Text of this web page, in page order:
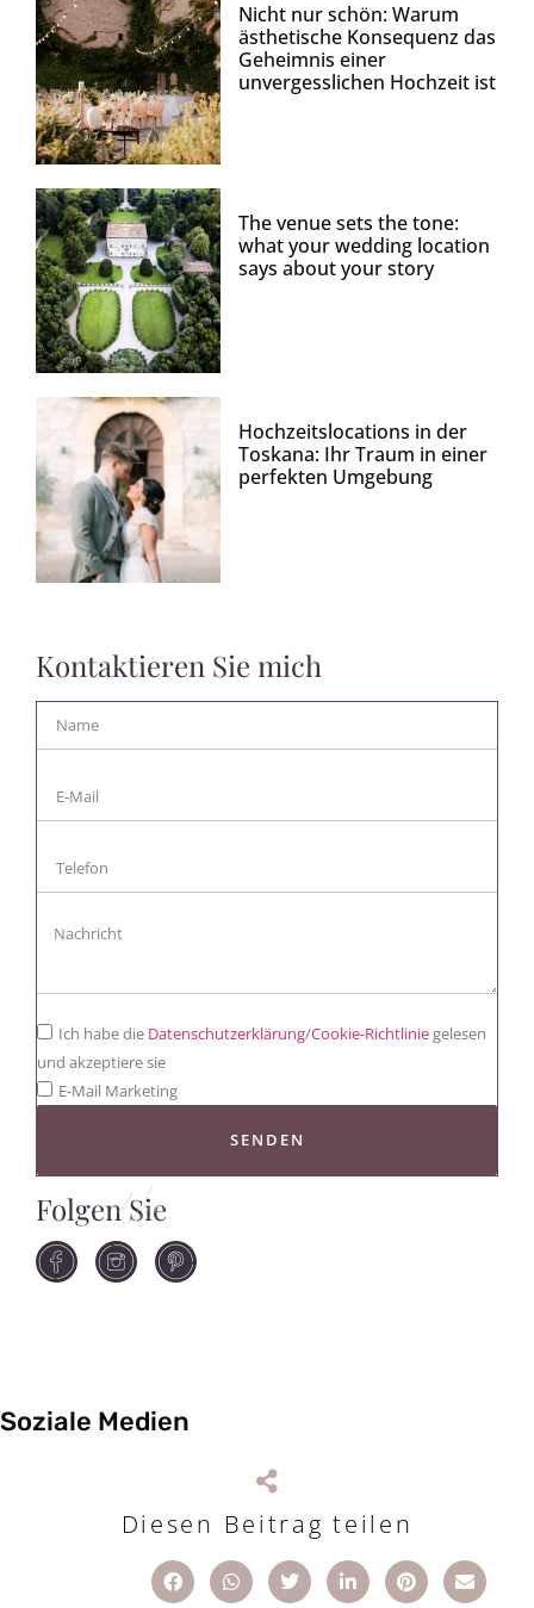
Nicht nur schön: Warum
ästhetische Konsequenz das
Geheimnis einer
unvergesslichen Hochzeit ist
The venue sets the tone:
what your wedding location
says about your story
Hochzeitslocations in der
Toskana: Ihr Traum in einer
perfekten Umgebung
Kontaktieren Sie mich
Ich habe die Datenschutzerklärung/Cookie-Richtliniegelesen
und akzeptiere sie
E-Mail Marketing
SENDEN
Folgen Sie
Uns
Soziale Medien
Diesen Beitrag teilen